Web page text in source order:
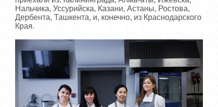
Нальчика, Уссурийска, Казани, Астаны, Ростова,
Дербента, Ташкента, и, конечно, из Краснодарского
Края.